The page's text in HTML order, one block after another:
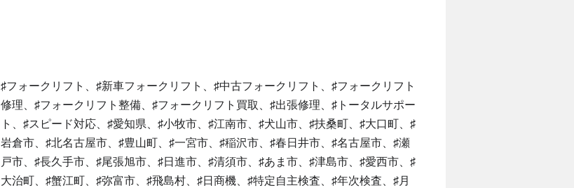
♯フォークリフト、♯新車フォークリフト、♯中古フォークリフト、♯フォークリフト
修理、♯フォークリフト整備、♯フォークリフト買取、♯出張修理、♯トータルサポー
ト、♯スピード対応、♯愛知県、♯小牧市、♯江南市、♯犬山市、♯扶桑町、♯大口町、♯
岩倉市、♯北名古屋市、♯豊山町、♯一宮市、♯稲沢市、♯春日井市、♯名古屋市、♯瀬
戸市、♯長久手市、♯尾張旭市、♯日進市、♯清須市、♯あま市、♯津島市、♯愛西市、♯
大治町、♯蟹江町、♯弥富市、♯飛島村、♯日商機、♯特定自主検査、♯年次検査、♯月